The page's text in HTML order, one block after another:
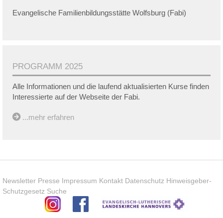
Evangelische Familienbildungsstätte Wolfsburg (Fabi)
PROGRAMM 2025
Alle Informationen und die laufend aktualisierten Kurse finden
Interessierte auf der Webseite der Fabi.
...mehr erfahren
Newsletter Presse Impressum Kontakt Datenschutz Hinweisgeber-
Schutzgesetz Suche